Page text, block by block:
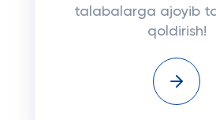
talabalarga ajoyib
qoldirish!